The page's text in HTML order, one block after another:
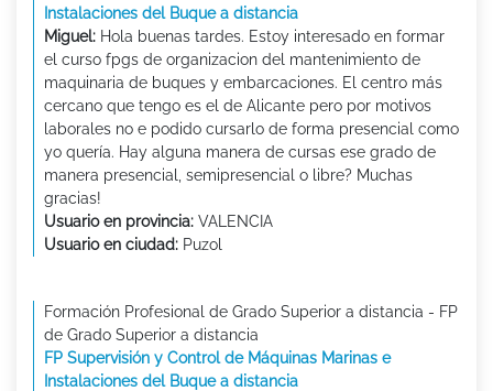
Instalaciones del Buque a distancia
Miguel: Hola buenas tardes. Estoy interesado en formar
el curso fpgs de organizacion del mantenimiento de
maquinaria de buques y embarcaciones. El centro más
cercano que tengo es el de Alicante pero por motivos
laborales no e podido cursarlo de forma presencial como
yo quería. Hay alguna manera de cursas ese grado de
manera presencial, semipresencial o libre? Muchas
gracias!
Usuario en provincia: VALENCIA
Usuario en ciudad: Puzol
Formación Profesional de Grado Superior a distancia - FP
de Grado Superior a distancia
FP Supervisión y Control de Máquinas Marinas e
Instalaciones del Buque a distancia